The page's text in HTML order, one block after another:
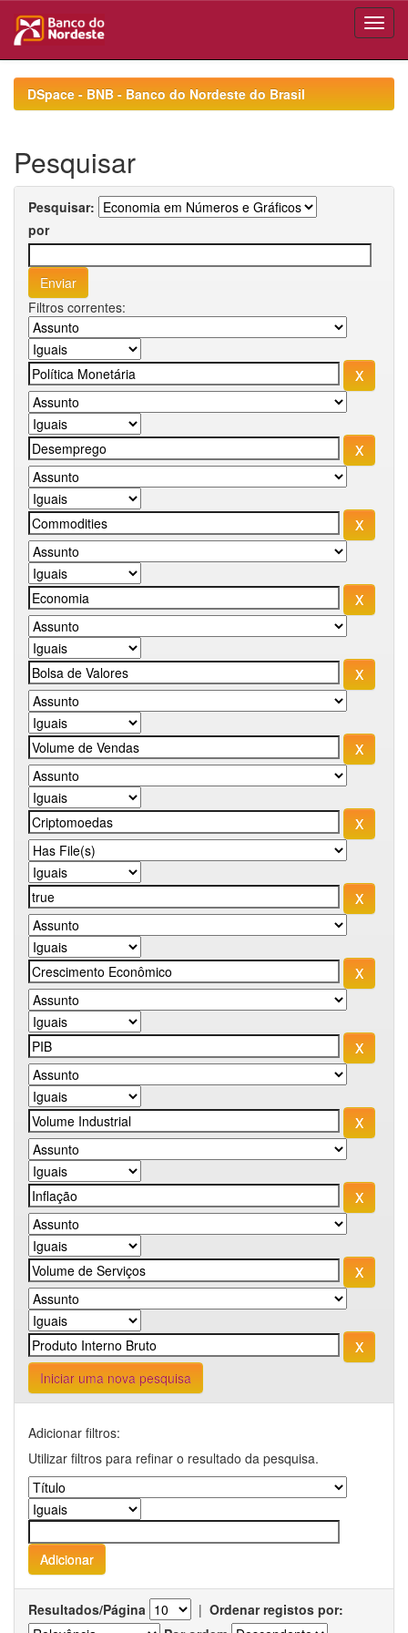
navigationDSpace - BNB - Banco do Nordeste do Brasil
Pesquisar
Pesquisar:
por
Filtros correntes:
Iniciar uma nova pesquisa
Adicionar filtros:
Utilizar filtros para refinar o resultado da pesquisa.
Resultados/Página | Ordenar registos por: